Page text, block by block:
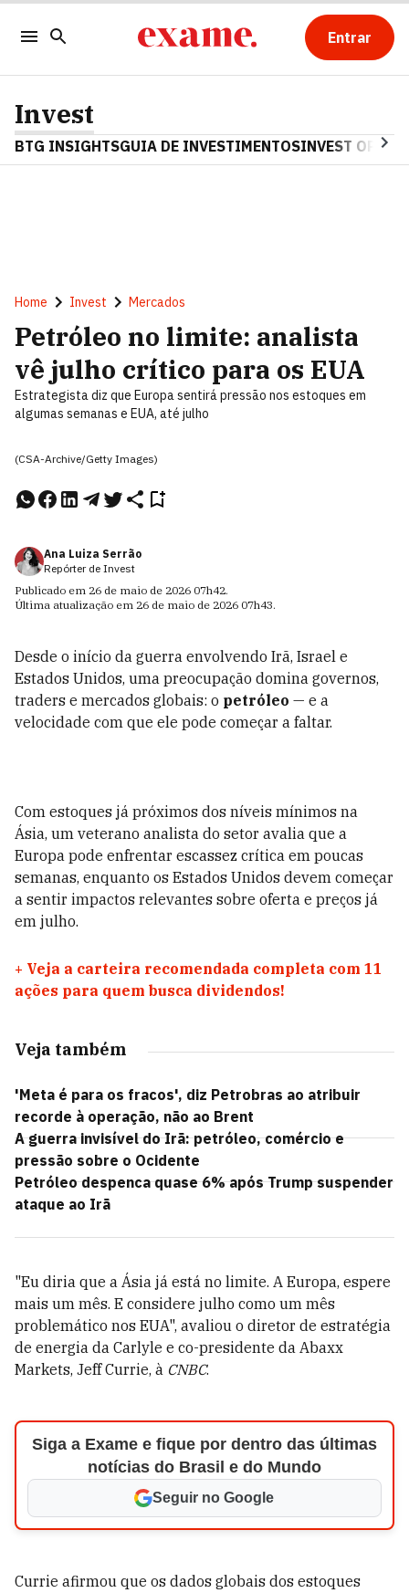
Entrar
Invest
BTG INSIGHTSGUIA DE INVESTIMENTOSINVEST OPINA
Home Invest Mercados
Petróleo no limite: analista
vê julho crítico para os EUA
Estrategista diz que Europa sentirá pressão nos estoques em
algumas semanas e EUA, até julho
(CSA-Archive/Getty Images)
Ana Luiza Serrão
Repórter de Invest
Publicado em 26 de maio de 2026 07h42.
Última atualização em 26 de maio de 2026 07h43.
Desde o início da guerra envolvendo Irã, Israel e
Estados Unidos, uma preocupação domina governos,
traders e mercados globais: o petróleo — e a
velocidade com que ele pode começar a faltar.
Com estoques já próximos dos níveis mínimos na
Ásia, um veterano analista do setor avalia que a
Europa pode enfrentar escassez crítica em poucas
semanas, enquanto os Estados Unidos devem começar
a sentir impactos relevantes sobre oferta e preços já
em julho.
+ Veja a carteira recomendada completa com 11
ações para quem busca dividendos!
Veja também
'Meta é para os fracos', diz Petrobras ao atribuir
recorde à operação, não ao Brent
A guerra invisível do Irã: petróleo, comércio e
pressão sobre o Ocidente
Petróleo despenca quase 6% após Trump suspender
ataque ao Irã
"Eu diria que a Ásia já está no limite. A Europa, espere
mais um mês. E considere julho como um mês
problemático nos EUA", avaliou o diretor de estratégia
de energia da Carlyle e co-presidente da Abaxx
Markets, Jeff Currie, à CNBC.
Siga a Exame e fique por dentro das últimas
notícias do Brasil e do Mundo
Seguir no Google
Currie afirmou que os dados globais dos estoques